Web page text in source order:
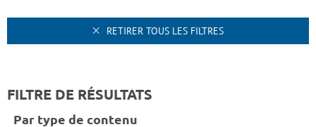
RETIRER TOUS LES FILTRES
FILTRE DE RÉSULTATS
Par type de contenu